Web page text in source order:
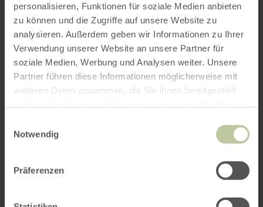
personalisieren, Funktionen für soziale Medien anbieten
zu können und die Zugriffe auf unsere Website zu
analysieren. Außerdem geben wir Informationen zu Ihrer
Verwendung unserer Website an unsere Partner für
soziale Medien, Werbung und Analysen weiter. Unsere
Partner führen diese Informationen möglicherweise mit
weiteren Daten zusammen, die Sie ihnen bereitgestellt
Notwendig
Präferenzen
ROUTE PLANEN
Das könnte Sie auch